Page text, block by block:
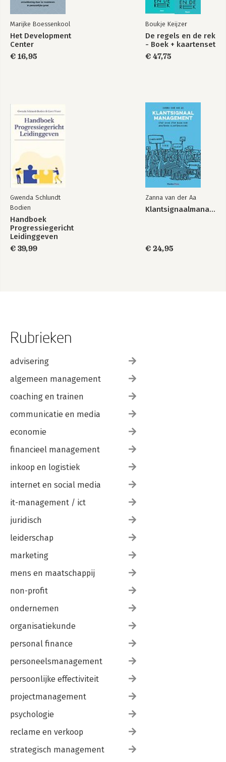
Marijke Boessenkool
Het Development
Center
€ 16,95
Boukje Keijzer
De regels en de rek
- Boek + kaartenset
€ 47,75
Gwenda Schlundt
Bodien
Handboek
Progressiegericht
Leidinggeven
€ 39,99
Zanna van der Aa
Klantsignaalmanagement
€ 24,95
Rubrieken
advisering
algemeen management
coaching en trainen
communicatie en media
economie
financieel management
inkoop en logistiek
internet en social media
it-management / ict
juridisch
leiderschap
marketing
mens en maatschappij
non-profit
ondernemen
organisatiekunde
personal finance
personeelsmanagement
persoonlijke effectiviteit
projectmanagement
psychologie
reclame en verkoop
strategisch management